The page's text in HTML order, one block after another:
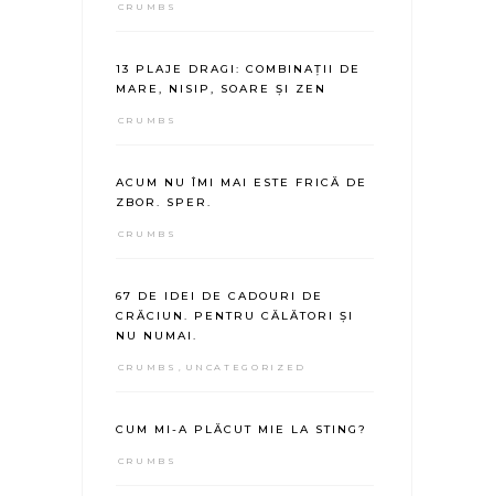
CRUMBS
13 PLAJE DRAGI: COMBINAȚII DE
MARE, NISIP, SOARE ȘI ZEN
CRUMBS
ACUM NU ÎMI MAI ESTE FRICĂ DE
ZBOR. SPER.
CRUMBS
67 DE IDEI DE CADOURI DE
CRĂCIUN. PENTRU CĂLĂTORI ȘI
NU NUMAI.
CRUMBS , UNCATEGORIZED
CUM MI-A PLĂCUT MIE LA STING?
CRUMBS